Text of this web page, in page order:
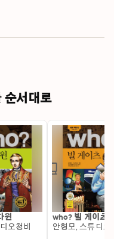
순서대로
윈
오청비
who? 빌 게이츠
안형모, 스튜디오